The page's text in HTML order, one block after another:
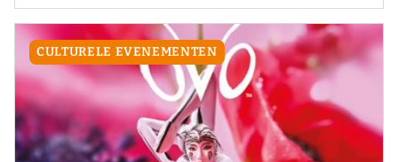
CULTURELE EVENEMENTEN